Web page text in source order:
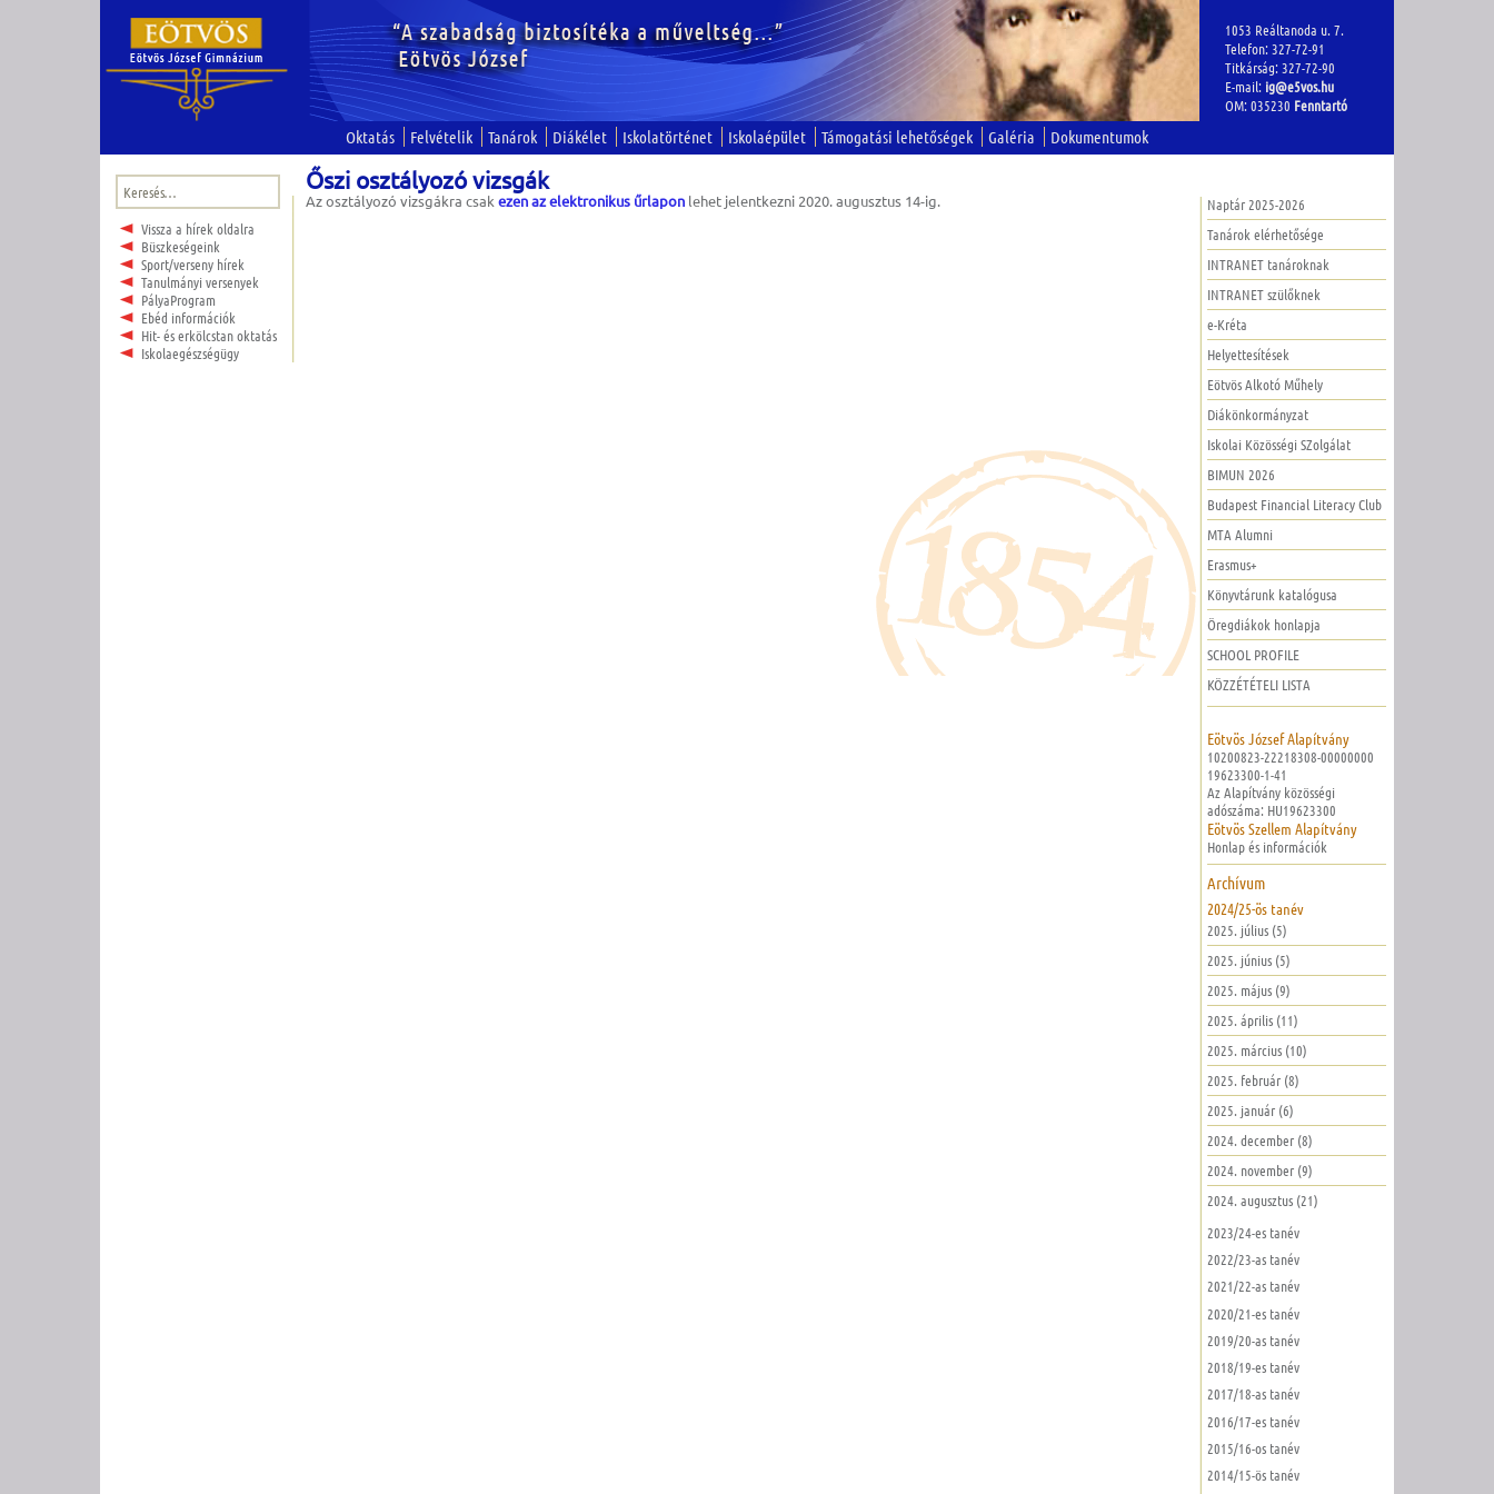
1053 Reáltanoda u. 7.
Telefon: 327-72-91
Titkárság: 327-72-90
E-mail: ig@e5vos.hu
OM: 035230 Fenntartó
Oktatás Felvételik Tanárok Diákélet Iskolatörténet Iskolaépület Támogatási lehetőségek Galéria Dokumentumok
Keresés:
Vissza a hírek oldalra
Büszkeségeink
Sport/verseny hírek
Tanulmányi versenyek
PályaProgram
Ebéd információk
Hit- és erkölcstan oktatás
Iskolaegészségügy
Őszi osztályozó vizsgák
Az osztályozó vizsgákra csakezen az elektronikus űrlapon lehet jelentkezni 2020. augusztus 14-ig.
Naptár 2025-2026
Tanárok elérhetősége
INTRANET tanároknak
INTRANET szülőknek
e-Kréta
Helyettesítések
Eötvös Alkotó Műhely
Diákönkormányzat
Iskolai Közösségi SZolgálat
BIMUN 2026
Budapest Financial Literacy Club
MTA Alumni
Erasmus+
Könyvtárunk katalógusa
Öregdiákok honlapja
SCHOOL PROFILE
KÖZZÉTÉTELI LISTA
Eötvös József Alapítvány
10200823-22218308-00000000
19623300-1-41
Az Alapítvány közösségi
adószáma: HU19623300
Eötvös Szellem Alapítvány
Honlap és információk
Archívum
2024/25-ös tanév
2025. július (5)
2025. június (5)
2025. május (9)
2025. április (11)
2025. március (10)
2025. február (8)
2025. január (6)
2024. december (8)
2024. november (9)
2024. augusztus (21)
2023/24-es tanév
2022/23-as tanév
2021/22-as tanév
2020/21-es tanév
2019/20-as tanév
2018/19-es tanév
2017/18-as tanév
2016/17-es tanév
2015/16-os tanév
2014/15-ös tanév